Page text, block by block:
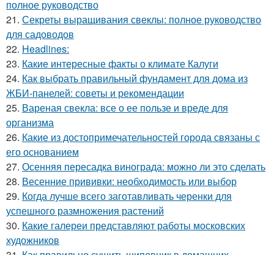
полное руководство
21. Секреты выращивания свеклы: полное руководство
для садоводов
22. Headlines:
23. Какие интересные факты о климате Калуги
24. Как выбрать правильный фундамент для дома из
ЖБИ-панелей: советы и рекомендации
25. Вареная свекла: все о ее пользе и вреде для
организма
26. Какие из достопримечательностей города связаны с
его основанием
27. Осенняя пересадка винограда: можно ли это сделать
28. Весенние прививки: необходимость или выбор
29. Когда лучше всего заготавливать черенки для
успешного размножения растений
30. Какие галереи представляют работы московских
художников